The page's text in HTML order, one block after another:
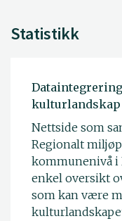
Statistikk
kulturlandskap
Nettside som
Regionalt
kommunenivå i
enkel oversikt
som kan være